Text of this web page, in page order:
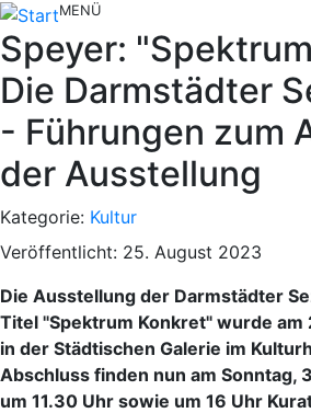
MENÜ
Speyer:
Die Darmstädter
- Führungen zum
der Ausstellung
Kategorie: Kultur
Veröffentlicht: 25. August 2023
Die Ausstellung der Darmstädter
Titel "Spektrum Konkret" wurde am
in der Städtischen Galerie im
Abschluss finden nun am Sonntag,
um 11.30 Uhr sowie um 16 Uhr